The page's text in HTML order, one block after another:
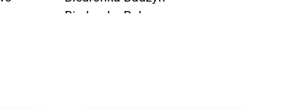
Biedronka
Buk